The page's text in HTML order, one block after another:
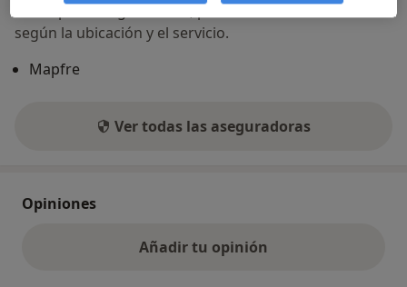
Se aceptan aseguradoras, pero la cobertura varía
según la ubicación y el servicio.
Mapfre
Ver todas las aseguradoras
Opiniones
Añadir tu opinión